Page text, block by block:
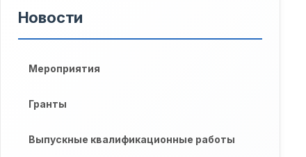
Новости
Мероприятия
Гранты
Выпускные квалификационные работы